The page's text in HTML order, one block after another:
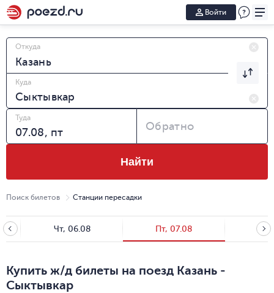
Войти
Откуда
Куда
Туда
Обратно
Найти
Поиск билетов Станции пересадки
Чт, 06.08 Пт, 07.08 Сб,
Купить ж/д билеты на поезд Казань -
Сыктывкар